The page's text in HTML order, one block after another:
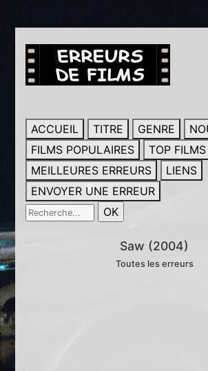
ACCUEIL TITRE GENRE
FILMS POPULAIRES
TOP FILMS
MEILLEURES ERREURS
LIENS
ENVOYER UNE ERREUR
Saw (2004)
Toutes les erreurs